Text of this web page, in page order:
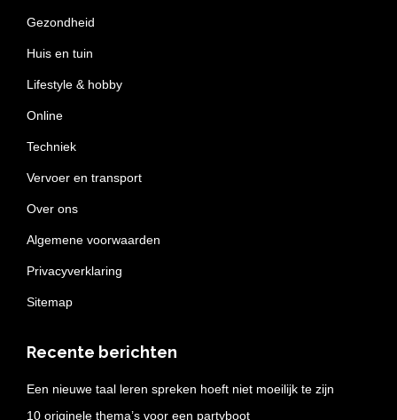
Gezondheid
Huis en tuin
Lifestyle & hobby
Online
Techniek
Vervoer en transport
Over ons
Algemene voorwaarden
Privacyverklaring
Sitemap
Recente berichten
Een nieuwe taal leren spreken hoeft niet moeilijk te zijn
10 originele thema’s voor een partyboot